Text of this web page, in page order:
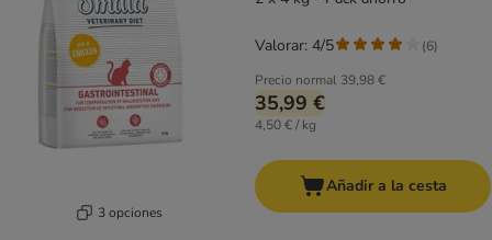
3 opciones
Precio normal 39,98 €
35,99 €
4,50 € / kg
Valorar: 4/5 (6)
Añadir a la cesta